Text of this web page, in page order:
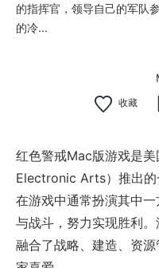
的指挥官，领导自己的军队
的冷...
红色警戒Mac版游戏是
Electronic Arts）推出的
在游戏中通常扮演其中
与战斗，努力实现胜利
融合了战略、建造、资